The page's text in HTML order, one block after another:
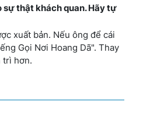
sự thật khách quan. Hãy tự
xuất bản. Nếu ông để cái
Gọi Nơi Hoang Dã". Thay
trì hơn.